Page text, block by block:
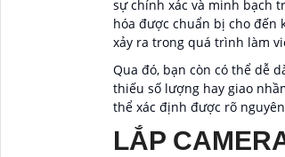
sự chính xác và minh bạch
hóa được chuẩn bị cho đến
xảy ra trong quá trình làm
Qua đó, bạn còn có thể dễ
thiếu số lượng hay giao
thể xác định được rõ
LẮP